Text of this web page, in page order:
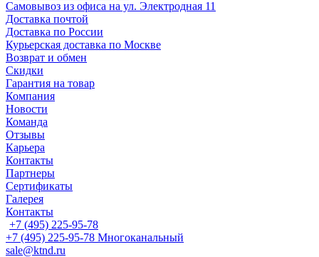
Самовывоз из офиса на ул. Электродная 11
Доставка почтой
Доставка по России
Курьерская доставка по Москве
Возврат и обмен
Скидки
Гарантия на товар
Компания
Новости
Команда
Отзывы
Карьера
Контакты
Партнеры
Сертификаты
Галерея
Контакты
+7 (495) 225-95-78
+7 (495) 225-95-78 Многоканальный
sale@ktnd.ru